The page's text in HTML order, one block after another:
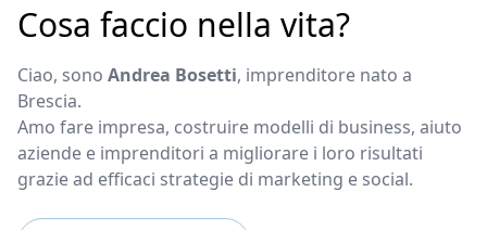
Cosa faccio nella vita?
Ciao, sono Andrea Bosetti, imprenditore nato a
Brescia.
Amo fare impresa, costruire modelli di business, aiuto
aziende e imprenditori a migliorare i loro risultati
grazie ad efficaci strategie di marketing e social.